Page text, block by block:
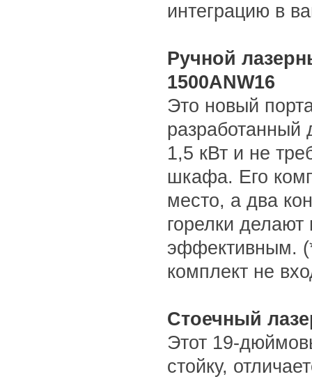
интеграцию в
Ручной
1500ANW16
Это новый
разработанный
1,5 кВт и не
шкафа. Его
место, а два
горелки
эффективным.
комплект не
Стоечный
Этот 19-
стойку,